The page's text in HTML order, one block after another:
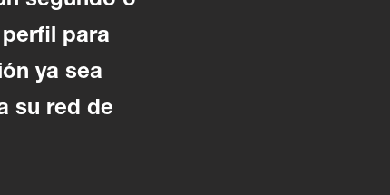
para
ya sea
su red de